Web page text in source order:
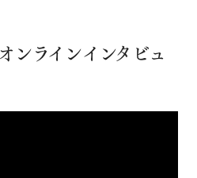
ンラインインタビュ